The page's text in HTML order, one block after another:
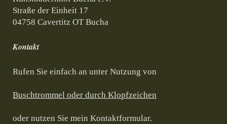
Straße der Einheit 17
04758 Cavertitz OT Bucha
Kontakt
Rufen Sie einfach an unter Nutzung von
Buschtrommel oder durch Klopfzeichen
oder nutzen Sie mein Kontaktformular.